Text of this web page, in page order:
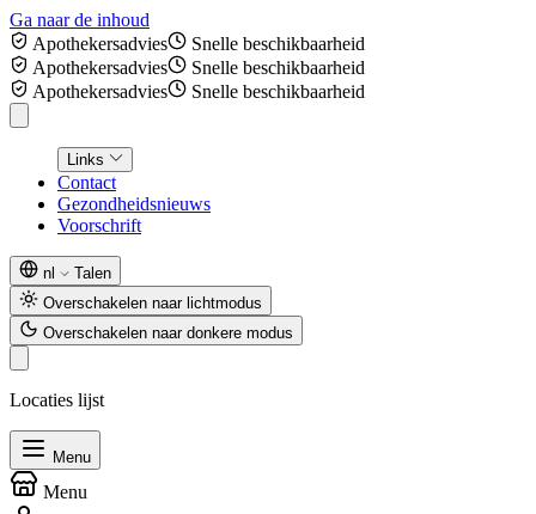
Ga naar de inhoud
Apothekersadvies
Snelle beschikbaarheid
Apothekersadvies
Snelle beschikbaarheid
Apothekersadvies
Snelle beschikbaarheid
Links
Contact
Gezondheidsnieuws
Voorschrift
nl
Talen
Overschakelen naar lichtmodus
Overschakelen naar donkere modus
Locaties lijst
Menu
Menu